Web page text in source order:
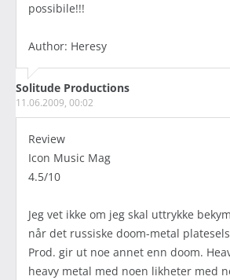
possibile!!!
Author: Heresy
Solitude Productions
11.06.2009, 00:02
Review
Icon Music Mag
4.5/10
Jeg vet ikke om jeg skal uttrykke
når det russiske doom-metal
Prod. gir ut noe annet enn doom.
heavy metal med noen likheter med